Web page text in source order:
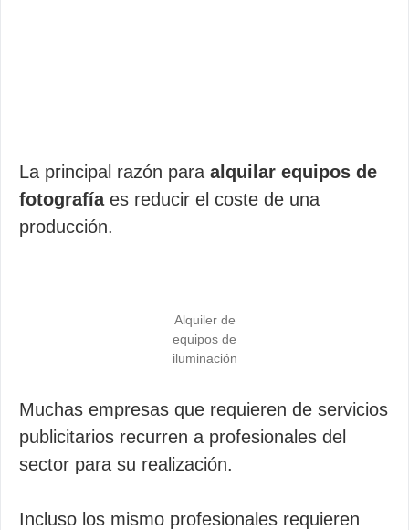
La principal razón para alquilar equipos de
fotografíaes reducir el coste de una
producción.
Alquiler de
equipos de
iluminación
Muchas empresas que requieren de servicios
publicitarios recurren a profesionales del
sector para su realización.
Incluso los mismo profesionales requieren